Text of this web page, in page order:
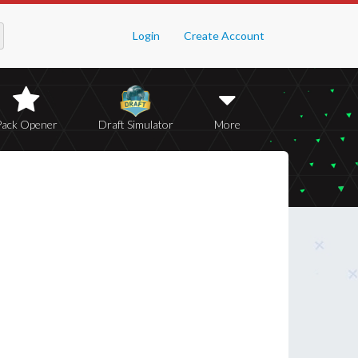
Login Create Account
Opener Draft Simulator More